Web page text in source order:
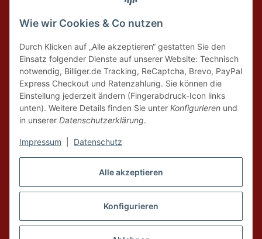
Alle akzeptieren
Konfigurieren
Wie wir Cookies & Co nutzen
Durch Klicken auf „Alle akzeptieren“ gestatten Sie den
Einsatz folgender Dienste auf unserer Website: Technisch
notwendig, Billiger.de Tracking, ReCaptcha, Brevo, PayPal
Express Checkout und Ratenzahlung. Sie können die
Einstellung jederzeit ändern (Fingerabdruck-Icon links
unten). Weitere Details finden Sie unter Konfigurieren und
in unserer Datenschutzerklärung.
Impressum Datenschutz
Leosport GmbH
75378 Bad Liebenzell
Tel. Laden 07152-909493
Tel. Versandlager 07052-9344380
Vertrag widerrufen
* Alle Preise inkl. gesetzlicher USt., zzgl.Versandaus Lager Bad Liebenzell.
Die angegebenen Preise sind Online-Preise, Ladenpreise und Produkte vor
Deutschland. Produktabbildungen können vom Original abweichen,